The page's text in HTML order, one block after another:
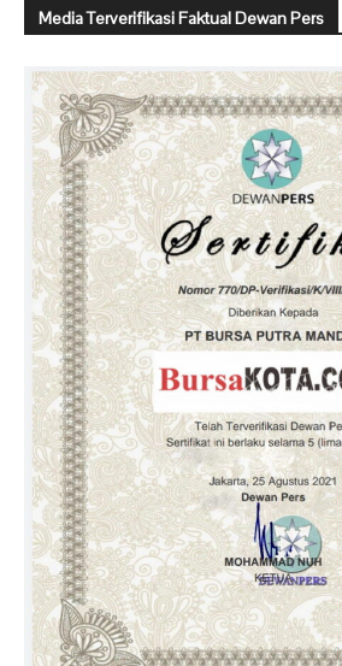
Media Terverifikasi Faktual Dewan Pers